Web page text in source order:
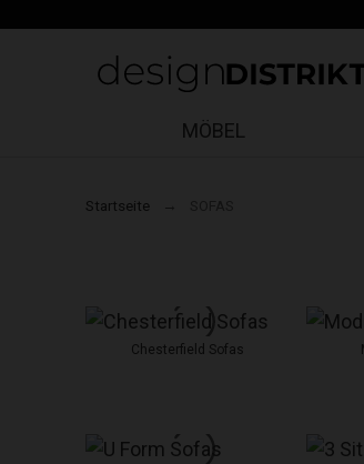
MÖBEL
Startseite
Chesterfield Sofas